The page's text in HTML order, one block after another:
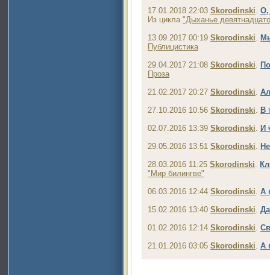
17.01.2018 22:03 Skorodinski. О,
Из цикла "Дыханье
13.09.2017 00:19 Skorodinski.
Публицистика
29.04.2017 21:08 Skorodinski.
Проза
21.02.2017 20:27 Skorodinski.
27.10.2016 10:56 Skorodinski. В
02.07.2016 13:39 Skorodinski. И
29.05.2016 13:51 Skorodinski.
28.03.2016 11:25 Skorodinski.
"Мир билингве"
06.03.2016 12:44 Skorodinski. А
15.02.2016 13:40 Skorodinski.
01.02.2016 12:14 Skorodinski.
21.01.2016 03:05 Skorodinski. А